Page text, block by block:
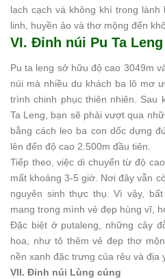
lạch cạch và không khí trong
linh, huyền ảo và thơ mộng đến
VI. Đỉnh núi Pu Ta Leng
Pu ta leng sở hữu độ cao 3049m
núi mà nhiều du khách ba lô mơ
trình chinh phục thiên nhiên. Sau
Ta Leng, bạn sẽ phải vượt qua
bằng cách leo ba con dốc dựng
lên đến độ cao 2.500m đầu tiên.
Tiếp theo, việc di chuyển từ độ
mất khoảng 3-5 giờ. Nơi đây vẫn
nguyên sinh thực thụ. Vì vậy,
mang trong mình vẻ đẹp hùng vĩ,
Đặc biệt ở putaleng, những cây
hoa, như tô thêm vẻ đẹp thơ
nền xanh đặc trưng của rêu và địa
VII. Đỉnh núi Lùng cúng